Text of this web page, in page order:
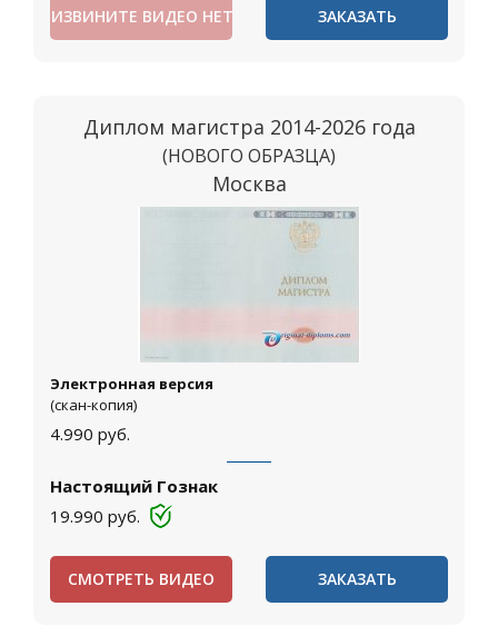
ИЗВИНИТЕ ВИДЕО НЕТ ЗАКАЗАТЬ
Диплом магистра 2014-2026 года
(НОВОГО ОБРАЗЦА)
Москва
Электронная версия
(скан-копия)
4.990 руб.
Настоящий Гознак
19.990 руб.
СМОТРЕТЬ ВИДЕО ЗАКАЗАТЬ